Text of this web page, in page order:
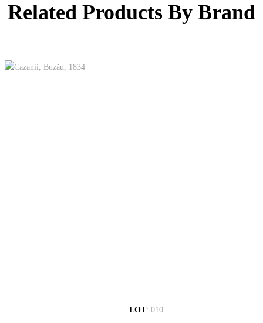
Related Products By Brand
LOT: 010